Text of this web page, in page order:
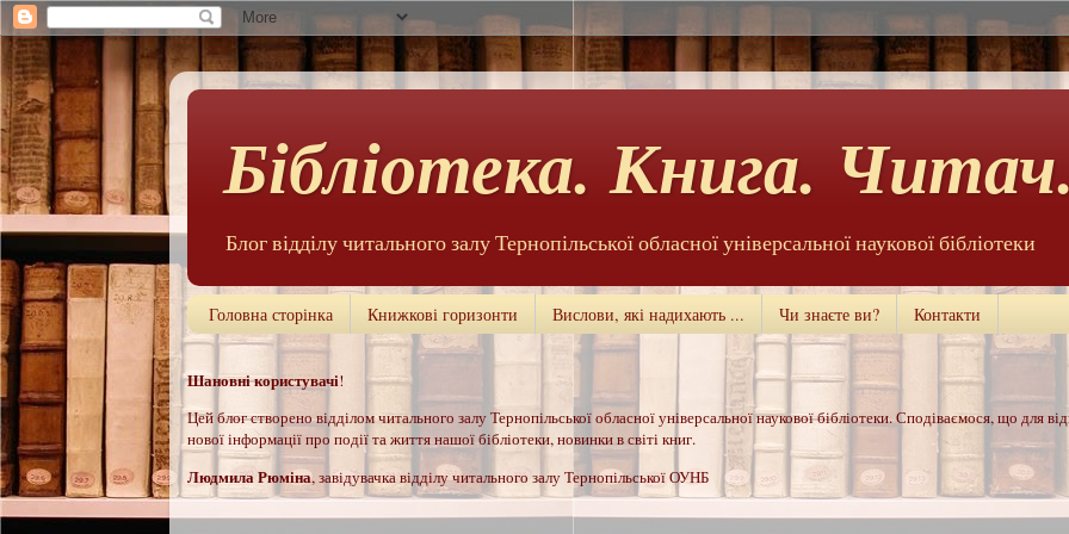
Бібліотека. Книга.
Блог відділу читального залу Тернопільської обласної універсальної наукової бібліотеки
Головна сторінка Книжкові горизонти Вислови, які надихають ... Чи знаєте ви? Контакти
Шановні користувачі!
Цей блог створено відділом читального залу Тернопільської обласної універсальної наукової бібліотеки. Сподіваємося, що для
нової інформації про події та життя нашої бібліотеки, новинки в світі книг.
Людмила Рюміна, завідувачка відділу читального залу Тернопільської ОУНБ